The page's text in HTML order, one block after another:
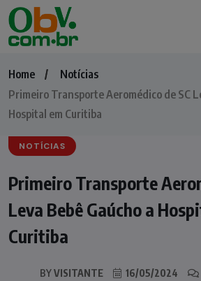
Home
Notícias
Primeiro Transporte Aeromédico de SC
Hospital em Curitiba
NOTÍCIAS
Primeiro Transporte
Leva Bebê Gaúcho a
Curitiba
BYVISITANTE 16/05/2024